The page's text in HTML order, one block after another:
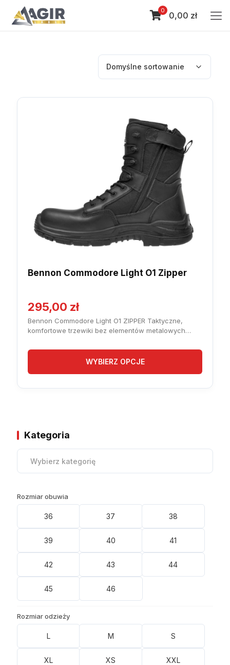
0 0,00 zł
Bennon Commodore Light O1 Zipper
295,00 zł
Bennon Commodore Light O1 ZIPPER Taktyczne,
komfortowe trzewiki bez elementów metalowych
i pracowników ochrony. Wysokiej jakości skóra
zapewnia wytrzymałość i trwałość […]
WYBIERZ OPCJE
Kategoria
Wybierz kategorię
Rozmiar obuwia
36 37 38
39 40 41
42 43 44
45 46
Rozmiar odzieży
L M S
XL XS XXL